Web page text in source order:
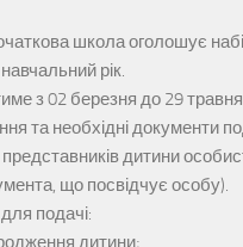
школа оголошує
рік.
з 02 березня до 29
та необхідні документи
дитини
що посвідчує особу).
подачі:
дитини;